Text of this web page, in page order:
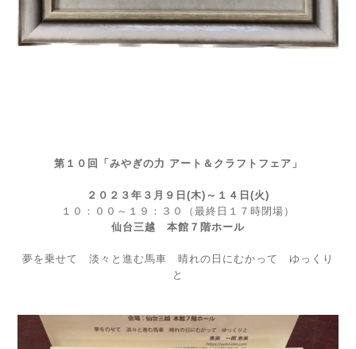
第１０回「みやぎの力 アート＆クラフトフェア」
２０２３年３月９日(木)～１４日(火)
１０：００～１９：３０（最終日１７時閉場）
仙台三越 本館７階ホール
夢を乗せて 淡々と進む馬車 晴れの日にむかって ゆっくり
と